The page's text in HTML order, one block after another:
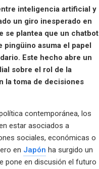
inteligencia artificial y
un giro inesperado en
se plantea que un chatbot
pingüino asuma el papel
Este hecho abre un
sobre el rol de la
la toma de decisiones
contemporánea, los
estar asociados a
sociales, económicas o
en Japón ha surgido un
pone en discusión el futuro